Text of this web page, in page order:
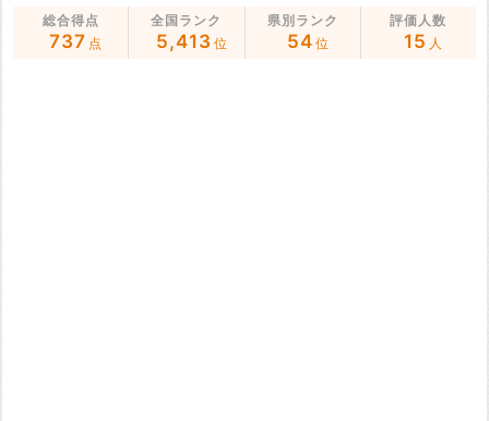
総合得点
737 点
全国ランク
5,413 位
県別ランク
54 位
評価人数
15 人